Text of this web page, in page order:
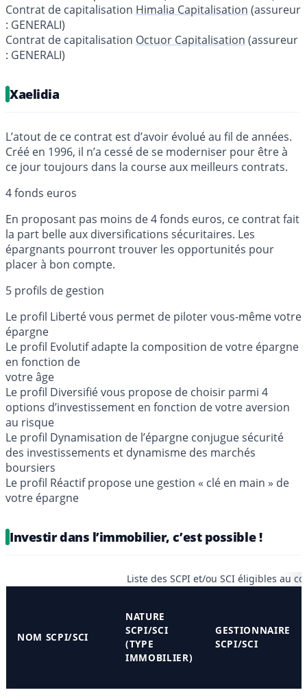
Contrat de capitalisation Himalia Capitalisation (assureur
: GENERALI)
Contrat de capitalisation Octuor Capitalisation (assureur
: GENERALI)
Xaelidia
L’atout de ce contrat est d’avoir évolué au fil de années.
Créé en 1996, il n’a cessé de se moderniser pour être à
ce jour toujours dans la course aux meilleurs contrats.
4 fonds euros
En proposant pas moins de 4 fonds euros, ce contrat fait
la part belle aux diversifications sécuritaires. Les
épargnants pourront trouver les opportunités pour
placer à bon compte.
5 profils de gestion
Le profil Liberté vous permet de piloter vous-même votre
épargne
Le profil Evolutif adapte la composition de votre épargne
en fonction de
votre âge
Le profil Diversifié vous propose de choisir parmi 4
options d’investissement en fonction de votre aversion
au risque
Le profil Dynamisation de l’épargne conjugue sécurité
des investissements et dynamisme des marchés
boursiers
Le profil Réactif propose une gestion « clé en main » de
votre épargne
Investir dans l’immobilier, c’est possible !
Liste des SCPI et/ou SCI éligibles au
NOM SCPI/SCI
NATURE
SCPI/SCI
(TYPE
IMMOBILIER)
GESTIONNAIRE
SCPI/SCI